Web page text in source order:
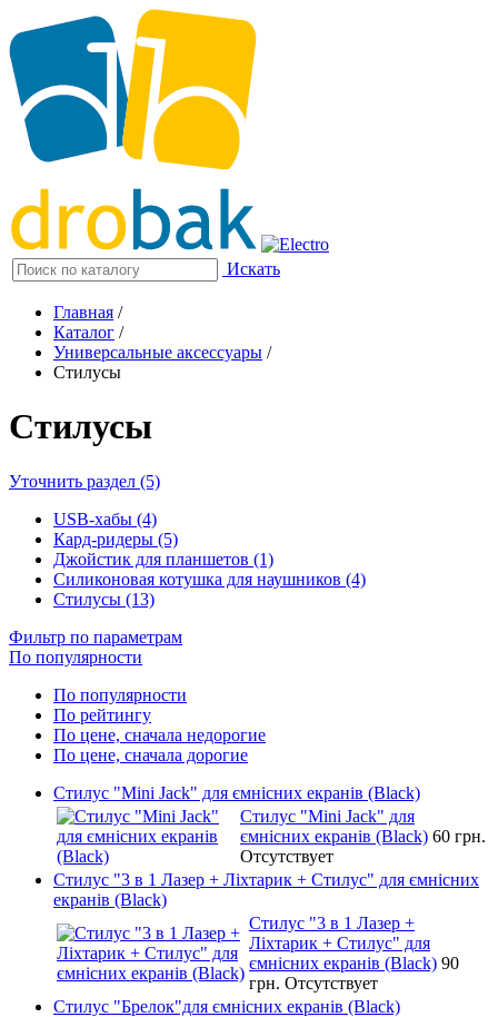
Искать
Главная /
Каталог /
Универсальные аксессуары /
Стилусы
Стилусы
Уточнить раздел (5)
USB-хабы (4)
Кард-ридеры (5)
Джойстик для планшетов (1)
Силиконовая котушка для наушников (4)
Стилусы (13)
Фильтр по параметрам
По популярности
По популярности
По рейтингу
По цене, сначала недорогие
По цене, сначала дорогие
Стилус "Mini Jack" для ємнісних екранів (Black)
Стилус "Mini Jack" для
ємнісних екранів (Black) 60 грн.
Отсутствует
Стилус "3 в 1 Лазер + Ліхтарик + Стилус" для ємнісних
екранів (Black)
Стилус "3 в 1 Лазер +
Ліхтарик + Стилус" для
ємнісних екранів (Black) 90
грн. Отсутствует
Стилус "Брелок"для ємнісних екранів (Black)